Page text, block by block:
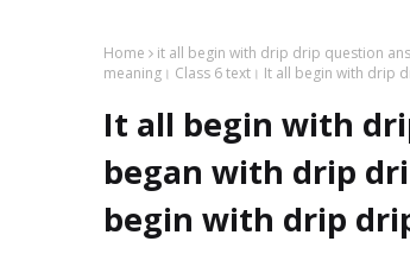
Home it all begin with drip drip question
meaning। Class 6 text। It all begin with drip
It all begin with
began with drip
begin with drip